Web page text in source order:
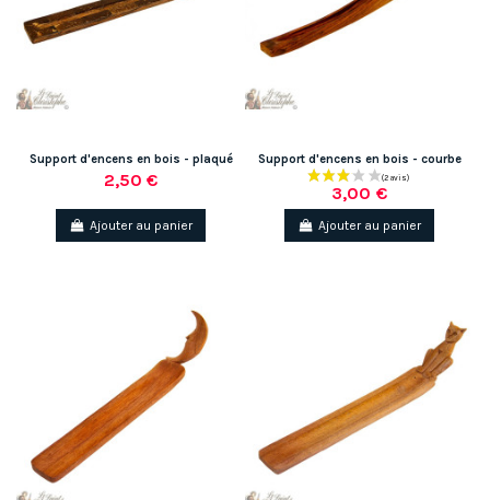
Support d'encens en bois - plaqué
2,50 €
Ajouter au panier
Support d'encens en bois - courbe
3,00 €
Ajouter au panier